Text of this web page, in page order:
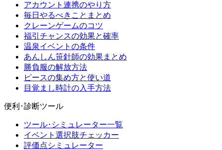
アカウント連携のやり方
毎日やるべきことまとめ
クレーンゲームのコツ
福引チャンスの効果と確率
温泉イベントの条件
あんしん笹針師の効果まとめ
勝負服の解放方法
ピースの集め方と使い道
目覚まし時計の入手方法
便利･診断ツール
ツール･シミュレーター一覧
イベント選択肢チェッカー
評価点シミュレーター